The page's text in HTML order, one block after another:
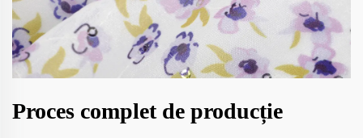
Proces complet de producție